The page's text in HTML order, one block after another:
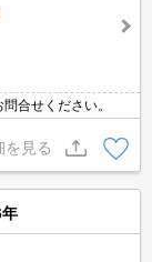
合せください。
を見る